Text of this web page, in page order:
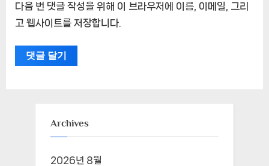
다음 번 댓글 작성을 위해 이 브라우저에 이름, 이메일, 그리
고 웹사이트를 저장합니다.
Archives
2026년 8월